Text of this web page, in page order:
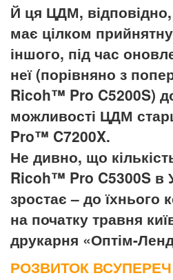
Й ця ЦДМ,
має цілком
іншого, під час
неї (порівняно з
Ricoh™ Pro C5200S)
можливості ЦДМ
Pro™ C7200X.
Не дивно, що
Ricoh™ Pro C5300S в
зростає – до їхнього
на початку травня
друкарня «Оптім-
РОЗВИТОК ВСУПЕРЕЧ